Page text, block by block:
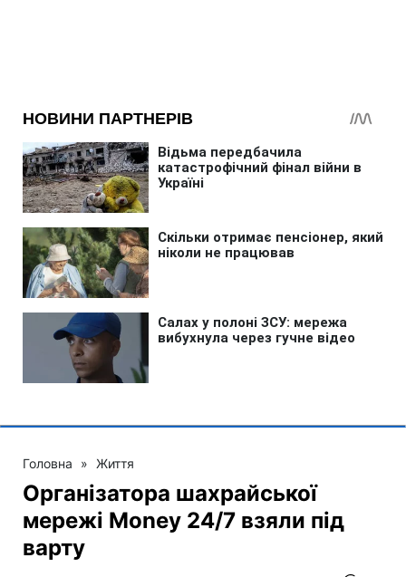
Головна » Життя
Організатора шахрайської
мережі Money 24/7 взяли під
варту